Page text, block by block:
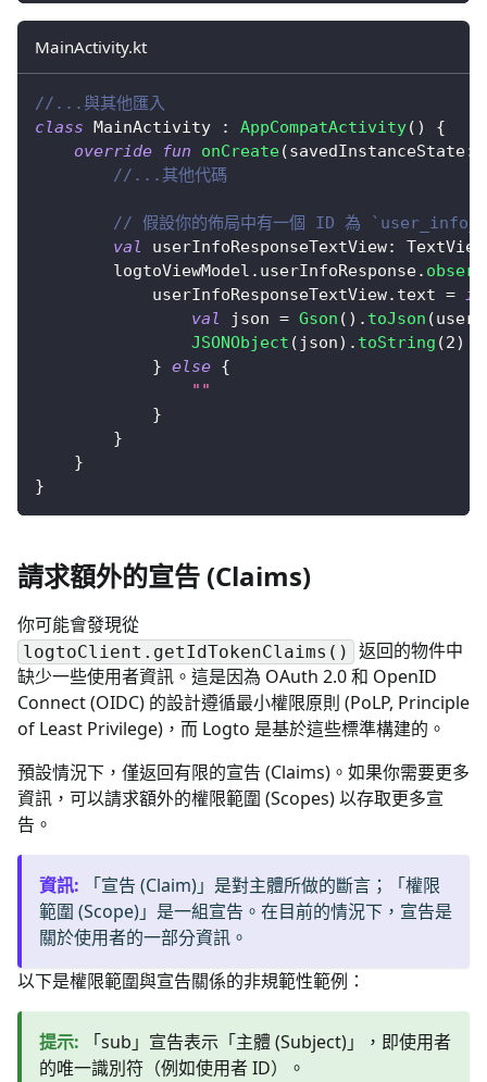
MainActivity.kt
//...與其他匯入
class MainActivity : AppCompatActivity( )
{
override
fun onCreate(savedInstanceState:
//...其他代碼
// 假設你的佈局中有一個 ID 為
val
userInfoResponseTextView:
        logtoViewModel
. userInfoResponse.
            userInfoResponseTextView
. text = if
val
json = Gson ( ) . toJson (
JSONObject ( json) . toString (2)
} else {
""
}
}
}
}
請求額外的宣告 (Claims)
你可能會發現從
logtoClient.getIdTokenClaims()
返回的物件中
缺少一些使用者資訊。這是因為 OAuth 2.0 和 OpenID
Connect (OIDC) 的設計遵循最小權限原則 (PoLP, Principle
of Least Privilege)，而 Logto 是基於這些標準構建的。
預設情況下，僅返回有限的宣告 (Claims)。如果你需要更多
資訊，可以請求額外的權限範圍 (Scopes) 以存取更多宣
告。
資訊:
「宣告 (Claim)」是對主體所做的斷言；「權限
範圍 (Scope)」是一組宣告。在目前的情況下，宣告是
關於使用者的一部分資訊。
以下是權限範圍與宣告關係的非規範性範例：
提示:
「sub」宣告表示「主體 (Subject)」，即使用者
的唯一識別符（例如使用者 ID）。